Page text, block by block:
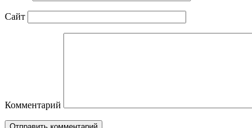
Сайт
Комментарий